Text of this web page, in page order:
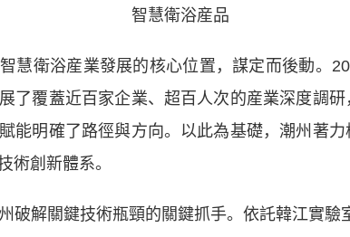
智慧衛浴産品
衛浴産業發展的核心位置，謀定而後動。
了覆蓋近百家企業、超百人次的産業深度調
能明確了路徑與方向。以此為基礎，潮州著
術創新體系。
解關鍵技術瓶頸的關鍵抓手。依託韓江實驗